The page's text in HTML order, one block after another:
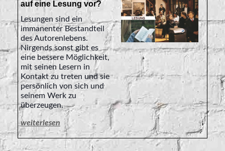
auf eine Lesung vor?
Lesungen sind ein
immanenter Bestandteil
des Autorenlebens.
Nirgends sonst gibt es
eine bessere Möglichkeit,
mit seinen Lesern in
Kontakt zu treten und sie
persönlich von sich und
seinem Werk zu
überzeugen.
weiterlesen